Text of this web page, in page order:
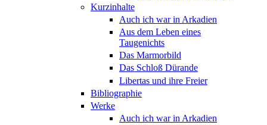
Kurzinhalte
Auch ich war in Arkadien
Aus dem Leben eines
Taugenichts
Das Marmorbild
Das Schloß Dürande
Libertas und ihre Freier
Bibliographie
Werke
Auch ich war in Arkadien